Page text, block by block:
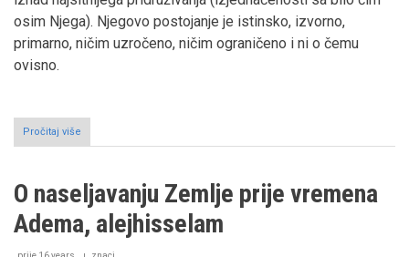
osim Njega). Njegovo postojanje je istinsko, izvorno,
primarno, ničim uzročeno, ničim ograničeno i ni o čemu
ovisno.
Pročitaj više
Kazivanje
alejhisselam
dio
O naseljavanju Zemlje prije vremena
Adema, alejhisselam